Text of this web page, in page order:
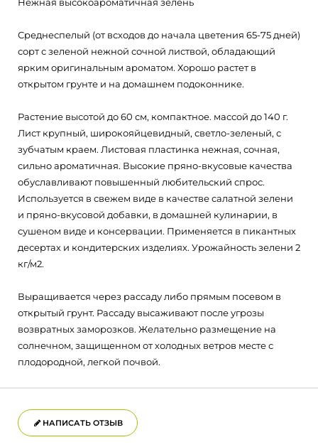
Среднеспелый (от всходов до начала цветения 65-75 дней)
сорт с зеленой нежной сочной листвой, обладающий
ярким оригинальным ароматом. Хорошо растет в
открытом грунте и на домашнем подоконнике.
Растение высотой до 60 см, компактное. массой до 140 г.
Лист крупный, широкояйцевидный, светло-зеленый, с
зубчатым краем. Листовая пластинка нежная, сочная,
сильно ароматичная. Высокие пряно-вкусовые качества
обуславливают повышенный любительский спрос.
Используется в свежем виде в качестве салатной зелени
и пряно-вкусовой добавки, в домашней кулинарии, в
сушеном виде и консервации. Применяется в пикантных
десертах и кондитерских изделиях. Урожайность зелени 2
кг/м2.
Выращивается через рассаду либо прямым посевом в
открытый грунт. Рассаду высаживают после угрозы
возвратных заморозков. Желательно размещение на
солнечном, защищенном от холодных ветров месте с
плодородной, легкой почвой.
НАПИСАТЬ ОТЗЫВ